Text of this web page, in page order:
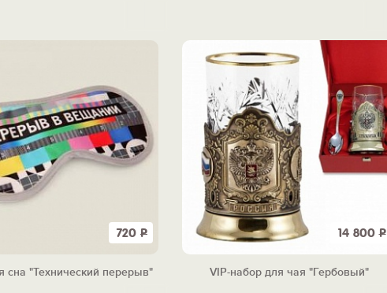
720 Р
сна "Технический перерыв"
14 800Р
VIP-набор для чая "Гербовый"